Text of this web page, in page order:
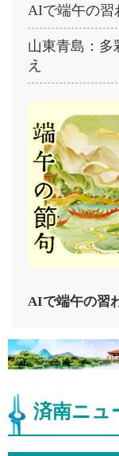
AIで端午の習
山東青島：多
え
AIで端午の習
済南ニュ